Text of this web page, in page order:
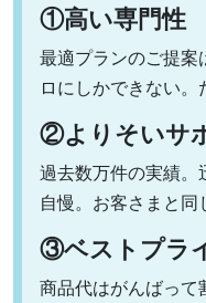
①高い専門性
最適プランのご提
ロにしかできない。
②よりそいサ
過去数万件の実績
自慢。お客さまと同
③ベストプラ
商品代はがんばっ